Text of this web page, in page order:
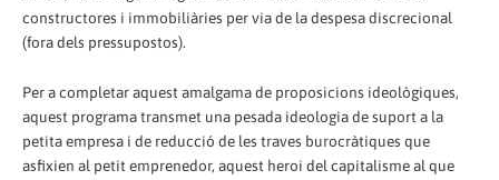
constructores i immobiliàries per via de la despesa discrecional
(fora dels pressupostos).
Per a completar aquest amalgama de proposicions ideològiques,
aquest programa transmet una pesada ideologia de suport a la
petita empresa i de reducció de les traves burocràtiques que
asfixien al petit emprenedor, aquest heroi del capitalisme al que